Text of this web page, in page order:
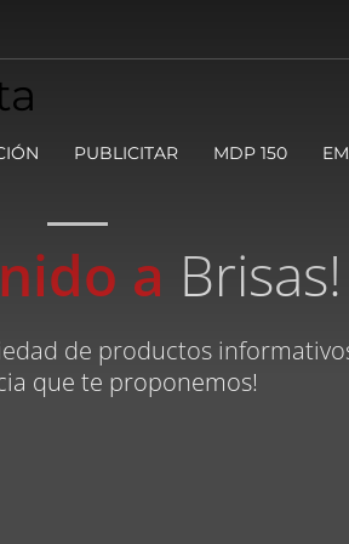
la más cálida bienvenida a nuestro universo
PUBLICITAR MDP 150
a Brisas!
de productos
que te proponemos!